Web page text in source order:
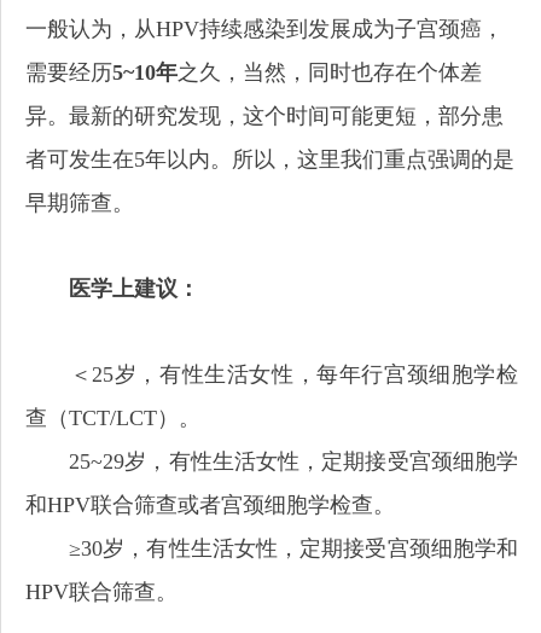
一般认为，从HPV持续感染到发展成为子宫颈癌，
需要经历5~10年之久，当然，同时也存在个体差
异。最新的研究发现，这个时间可能更短，部分患
者可发生在5年以内。所以，这里我们重点强调的是
早期筛查。
医学上建议：
＜25岁，有性生活女性，每年行宫颈细胞学检
查（TCT/LCT）。
25~29岁，有性生活女性，定期接受宫颈细胞学
和HPV联合筛查或者宫颈细胞学检查。
≥30岁，有性生活女性，定期接受宫颈细胞学和
HPV联合筛查。